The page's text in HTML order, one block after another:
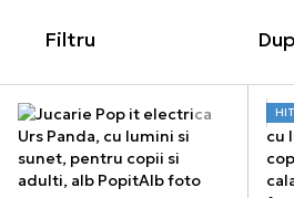
Filtru
HIT